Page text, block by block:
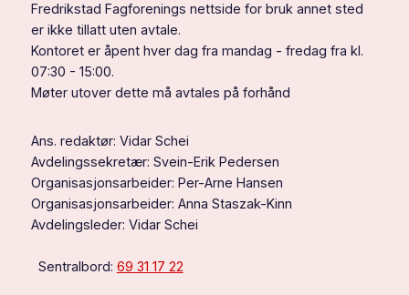
Fredrikstad Fagforenings nettside for bruk annet sted
er ikke tillatt uten avtale.
Kontoret er åpent hver dag fra mandag - fredag fra kl.
07:30 - 15:00.
Møter utover dette må avtales på forhånd
Ans. redaktør: Vidar Schei
Avdelingssekretær: Svein-Erik Pedersen
Organisasjonsarbeider: Per-Arne Hansen
Organisasjonsarbeider: Anna Staszak-Kinn
Avdelingsleder: Vidar Schei
Sentralbord: 69 31 17 22